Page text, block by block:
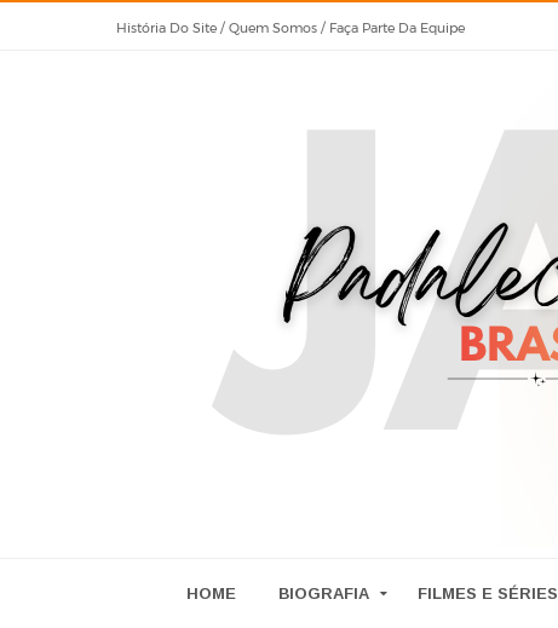
História Do Site / Quem Somos / Faça Parte Da Equipe
HOME BIOGRAFIA FILMES E SÉRIES